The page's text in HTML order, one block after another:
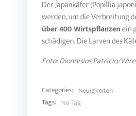
Der Japankäfer (Popillia
werden, um die Verbreitung
über 400 Wirtspflanzenein
schädigen. Die Larven des
Foto: Dionnisios Patricio/
Categories: Neuigkeiten
Tags: No Tag